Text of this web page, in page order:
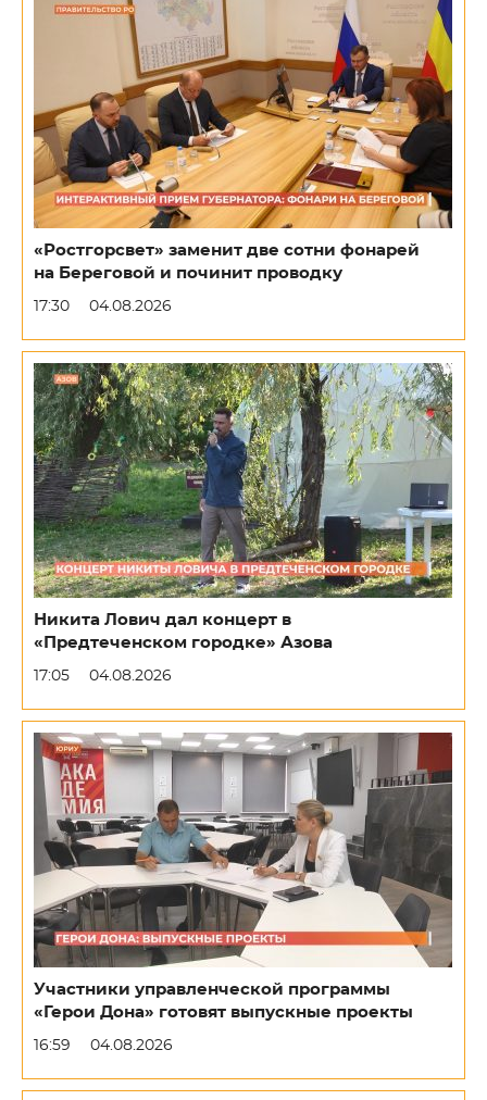
«Ростгорсвет» заменит две сотни фонарей
на Береговой и починит проводку
17:30 04.08.2026
Никита Лович дал концерт в
«Предтеченском городке» Азова
17:05 04.08.2026
Участники управленческой программы
«Герои Дона» готовят выпускные проекты
16:59 04.08.2026